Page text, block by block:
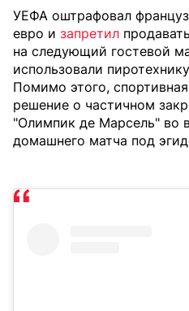
УЕФА оштрафовал
евро и запретил
на следующий гостевой
использовали
Помимо этого,
решение о частичном
"Олимпик де Марсель" во
домашнего матча под